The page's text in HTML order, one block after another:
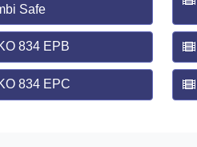
Safe
834 EPB
834 EPC